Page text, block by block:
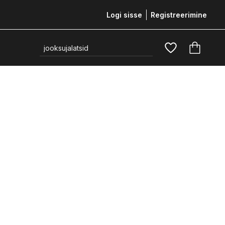
Logi sisse Registreerimine